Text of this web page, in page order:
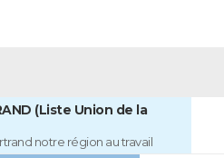
(Liste Union de la
notre région au travail